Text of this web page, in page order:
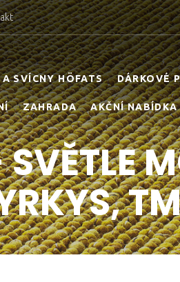
SVÍCNY HÖFATS DÁRKOVÉ
ZAHRADA AKČNÍ NABÍDKA